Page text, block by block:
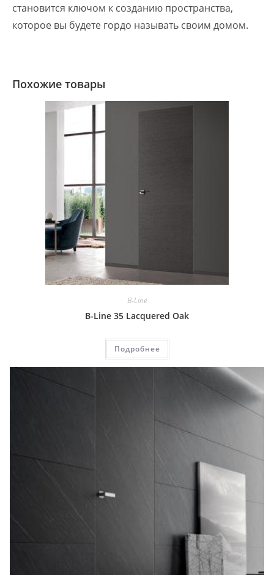
становится ключом к созданию пространства,
которое вы будете гордо называть своим домом.
Похожие товары
B-Line
B-Line 35 Lacquered Oak
Подробнее